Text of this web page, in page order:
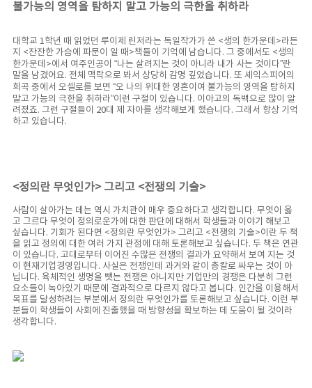
불가능의 영역을 탐하지 말고 가능의 극한을 취하라
대학교 1학년 때 읽었던 루이제 린저라는 독일작가가 쓴 <생의 한가운데>라든
지 <잔잔한 가슴에 파문이 일 때>책들이 기억에 남습니다. 그 중에서도 <생의
한가운데>에서 여주인공이 “나는 살려지는 것이 아니라 내가 사는 것이다”란
말을 남겼어요. 전체 맥락으로 봐서 상당히 감명 깊었습니다. 또 셰익스피어의
희곡 중에서 오셀로를 보면 “오 나의 위대한 영혼이여 불가능의 영역을 탐하지
말고 가능의 극한을 취하라”이런 구절이 있습니다. 이아고의 독백으로 많이 알
려졌죠. 그런 구절들이 20대 제 자아를 생각해보게 했습니다. 그래서 항상 기억
하고 있습니다.
<정의란 무엇인가> 그리고 <전쟁의 기술>
사람이 살아가는 데는 역시 가치관이 매우 중요하다고 생각합니다. 무엇이 옳
고 그르다 무엇이 정의로운가에 대한 판단에 대해서 학생들과 이야기 해보고
싶습니다. 기회가 된다면 <정의란 무엇인가> 그리고 <전쟁의 기술>이란 두 책
을 읽고 정의에 대한 여러 가지 관점에 대해 토론해보고 싶습니다. 두 책은 연관
이 있습니다. 고대로부터 이어진 수많은 전쟁의 결과가 요약해서 보여 지는 것
이 현재기업경영입니다. 사실은 전쟁인데 과거와 같이 총칼로 싸우는 것이 아
닙니다. 육체적인 생명을 뺏는 전쟁은 아니지만 기업만의 경쟁은 다분히 그런
요소들이 녹아있기 때문에 결과적으로 다르지 않다고 봅니다. 인간을 이용해서
목표를 달성하려는 부분에서 정의란 무엇인가를 토론해보고 싶습니다. 이런 부
분들이 학생들이 사회에 진출했을 때 방향성을 확보하는 데 도움이 될 것이라
생각합니다.